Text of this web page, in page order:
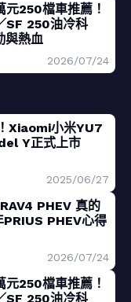
元250檔車推薦！
250油冷科
與熱血
2026/07/24
Xiaomi小米YU7
Y正式上市
2025/06/27
PHEV 真的
PHEV心得
2026/07/24
元250檔車推薦！
250油冷科